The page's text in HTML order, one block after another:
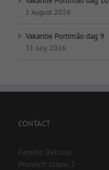
1 August 2026
Vakantie Portimão dag 9
31 July 2026
CONTACT
Familie Delcour
Pruisisch blauw 2